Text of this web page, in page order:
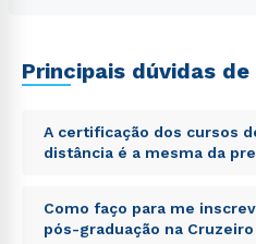
Principais dúvidas
A certificação dos cursos
distância é a mesma da
Sed ut perspiciatis unde
voluptatem accusantium
Como faço para me
pós-graduação na